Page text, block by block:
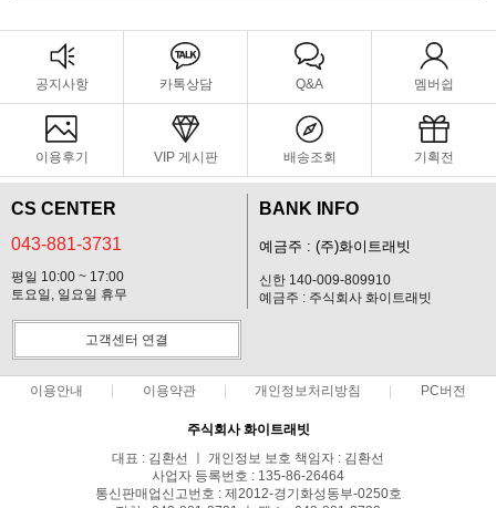
공지사항 카톡상담 Q&A 멤버쉽
이용후기 VIP 게시판 배송조회 기획전
CS CENTER
043-881-3731
평일 10:00 ~ 17:00
토요일, 일요일 휴무
BANK INFO
예금주 : (주)화이트래빗
신한 140-009-809910
예금주 : 주식회사 화이트래빗
고객센터 연결
이용안내 이용약관 개인정보처리방침 PC버전
주식회사 화이트래빗
대표 : 김환선 ㅣ 개인정보 보호 책임자 : 김환선
사업자 등록번호 : 135-86-26464
통신판매업신고번호 : 제2012-경기화성동부-0250호